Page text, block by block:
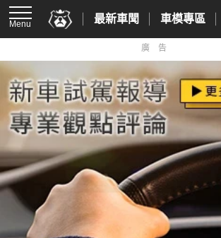
Menu 最新車聞 車模專區
廣告